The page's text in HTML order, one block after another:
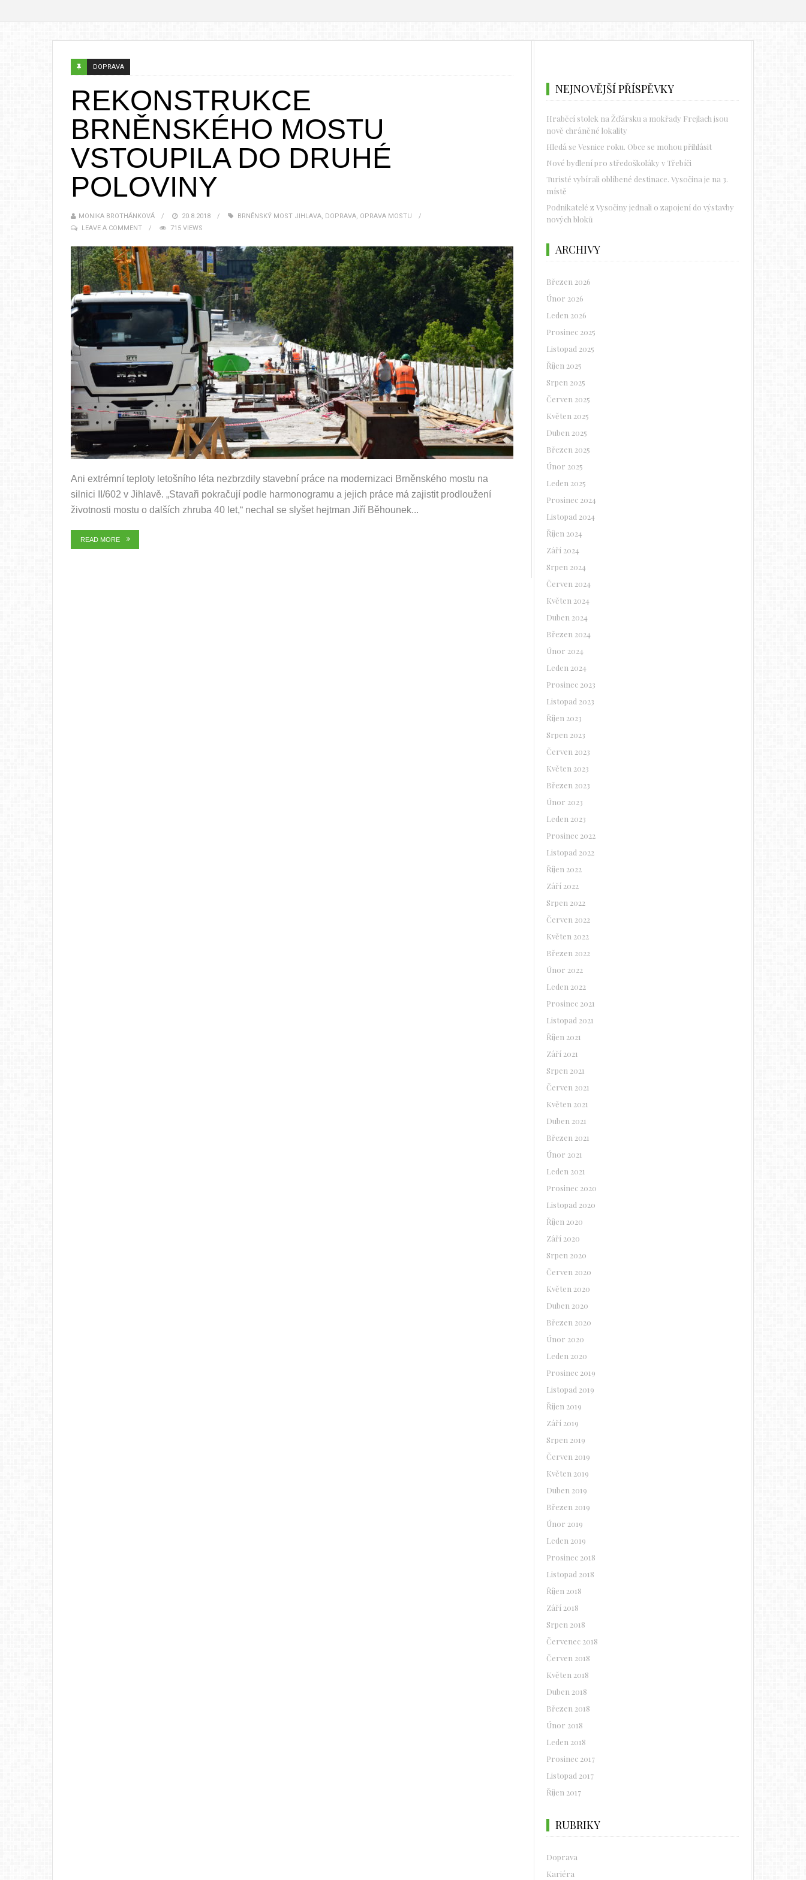
DOPRAVA
REKONSTRUKCE
BRNĚNSKÉHO MOSTU
VSTOUPILA DO DRUHÉ
POLOVINY
MONIKA BROTHÁNKOVÁ 20.8.2018 BRNĚNSKÝ MOST JIHLAVA, DOPRAVA, OPRAVA MOSTU
LEAVE A COMMENT
715 VIEWS
Ani extrémní teploty letošního léta nezbrzdily stavební práce na modernizaci Brněnského mostu na
silnici II/602 v Jihlavě. „Stavaři pokračují podle harmonogramu a jejich práce má zajistit prodloužení
životnosti mostu o dalších zhruba 40 let,“ nechal se slyšet hejtman Jiří Běhounek...
READ MORE
NEJNOVĚJŠÍ PŘÍSPĚVKY
Hraběcí stolek na Žďársku a mokřady Frejlach jsou
nově chráněné lokality
Hledá se Vesnice roku. Obce se mohou přihlásit
Nové bydlení pro středoškoláky v Třebíči
Turisté vybírali oblíbené destinace. Vysočina je na 3.
místě
Podnikatelé z Vysočiny jednali o zapojení do výstavby
nových bloků
ARCHIVY
Březen 2026
Únor 2026
Leden 2026
Prosinec 2025
Listopad 2025
Říjen 2025
Srpen 2025
Červen 2025
Květen 2025
Duben 2025
Březen 2025
Únor 2025
Leden 2025
Prosinec 2024
Listopad 2024
Říjen 2024
Září 2024
Srpen 2024
Červen 2024
Květen 2024
Duben 2024
Březen 2024
Únor 2024
Leden 2024
Prosinec 2023
Listopad 2023
Říjen 2023
Srpen 2023
Červen 2023
Květen 2023
Březen 2023
Únor 2023
Leden 2023
Prosinec 2022
Listopad 2022
Říjen 2022
Září 2022
Srpen 2022
Červen 2022
Květen 2022
Březen 2022
Únor 2022
Leden 2022
Prosinec 2021
Listopad 2021
Říjen 2021
Září 2021
Srpen 2021
Červen 2021
Květen 2021
Duben 2021
Březen 2021
Únor 2021
Leden 2021
Prosinec 2020
Listopad 2020
Říjen 2020
Září 2020
Srpen 2020
Červen 2020
Květen 2020
Duben 2020
Březen 2020
Únor 2020
Leden 2020
Prosinec 2019
Listopad 2019
Říjen 2019
Září 2019
Srpen 2019
Červen 2019
Květen 2019
Duben 2019
Březen 2019
Únor 2019
Leden 2019
Prosinec 2018
Listopad 2018
Říjen 2018
Září 2018
Srpen 2018
Červenec 2018
Červen 2018
Květen 2018
Duben 2018
Březen 2018
Únor 2018
Leden 2018
Prosinec 2017
Listopad 2017
Říjen 2017
RUBRIKY
Doprava
Kariéra